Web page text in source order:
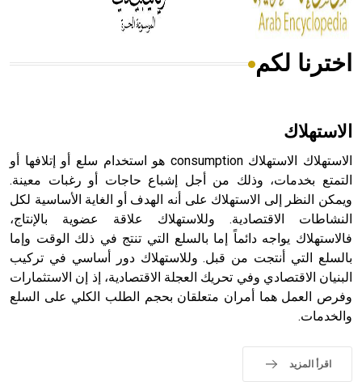
هل تعلم أن الأبسيد كلمة فرنسية اللفظ تم اعتمادها مصطلحاً
- هل تعلم أن أبجر Abgar اسم معروف جيداً يعود إلى عدد من
الملوك الذين حكموا مدينة إديسا (الرها) من أبجر الأول وحتى
التاسع، وهم ينتسبون إلى أسرة أوسروين
حيث تقتصر القيمة الصوتية للعلامة الك
اخترنا لكم
الاستهلاك
الاستهلاك الاستهلاك consumption هو استخدام سلع أو إتلافها أو
التمتع بخدمات، وذلك من أجل إشباع حاجات أو رغبات معينة.
ويمكن النظر إلى الاستهلاك على أنه الهدف أو الغاية الأساسية لكل
النشاطات الاقتصادية. وللاستهلاك علاقة عضوية بالإنتاج،
فالاستهلاك يواجه دائماً إما بالسلع التي تنتج في ذلك الوقت وإما
بالسلع التي أنتجت من قبل. وللاستهلاك دور أساسي في تركيب
البنيان الاقتصادي وفي تحريك العجلة الاقتصادية، إذ إن الاستثمارات
وفرص العمل هما أمران متعلقان بحجم الطلب الكلي على السلع
والخدمات.
اقرأ المزيد